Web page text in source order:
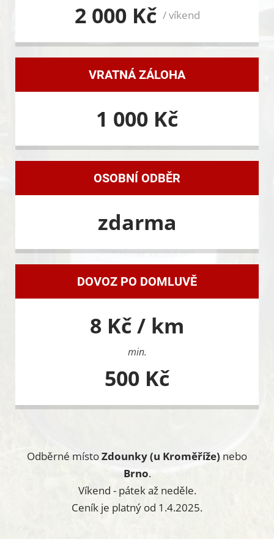
2 000 Kč / víkend
VRATNÁ ZÁLOHA
1 000 Kč
OSOBNÍ ODBĚR
zdarma
DOVOZ PO DOMLUVĚ
8 Kč / km
min.
500 Kč
Odběrné místoZdounky (u Kroměříže) nebo
Brno.
Víkend - pátek až neděle.
Ceník je platný od 1.4.2025.